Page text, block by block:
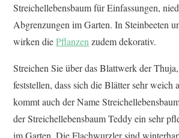
Streichellebensbaum für Einfassungen,
Abgrenzungen im Garten. In Steinbeeten
wirken diePflanzen zudem dekorativ.
Streichen Sie über das Blattwerk der
feststellen, dass sich die Blätter sehr weich
kommt auch der Name
der Streichellebensbaum Teddy ein sehr
im Garten. Die Flachwurzler sind